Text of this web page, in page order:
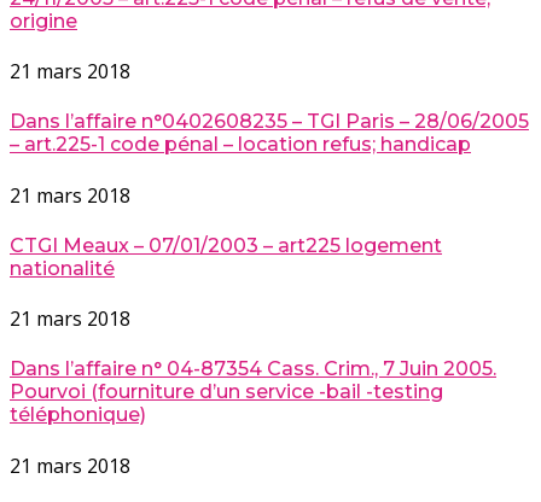
origine
21 mars 2018
Dans l’affaire n°0402608235 – TGI Paris – 28/06/2005
– art.225-1 code pénal – location refus; handicap
21 mars 2018
CTGI Meaux – 07/01/2003 – art225 logement
nationalité
21 mars 2018
Dans l’affaire n° 04-87354 Cass. Crim., 7 Juin 2005.
Pourvoi (fourniture d’un service -bail -testing
téléphonique)
21 mars 2018